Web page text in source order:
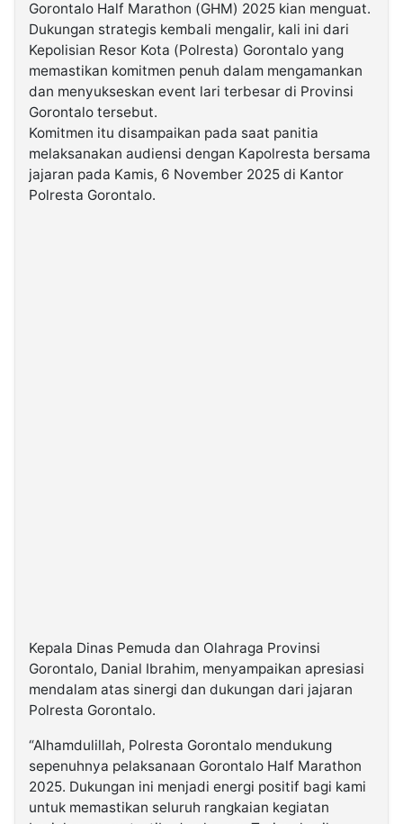
Kabarbaru.co
2026
Kabarbaru
Media
Holding
Gorontalo Half Marathon (GHM) 2025 kian menguat.
Dukungan strategis kembali mengalir, kali ini dari
Kepolisian Resor Kota (Polresta) Gorontalo yang
memastikan komitmen penuh dalam mengamankan
dan menyukseskan event lari terbesar di Provinsi
Gorontalo tersebut.
Komitmen itu disampaikan pada saat panitia
melaksanakan audiensi dengan Kapolresta bersama
jajaran pada Kamis, 6 November 2025 di Kantor
Polresta Gorontalo.
Kepala Dinas Pemuda dan Olahraga Provinsi
Gorontalo, Danial Ibrahim, menyampaikan apresiasi
mendalam atas sinergi dan dukungan dari jajaran
Polresta Gorontalo.
“Alhamdulillah, Polresta Gorontalo mendukung
sepenuhnya pelaksanaan Gorontalo Half Marathon
2025. Dukungan ini menjadi energi positif bagi kami
untuk memastikan seluruh rangkaian kegiatan